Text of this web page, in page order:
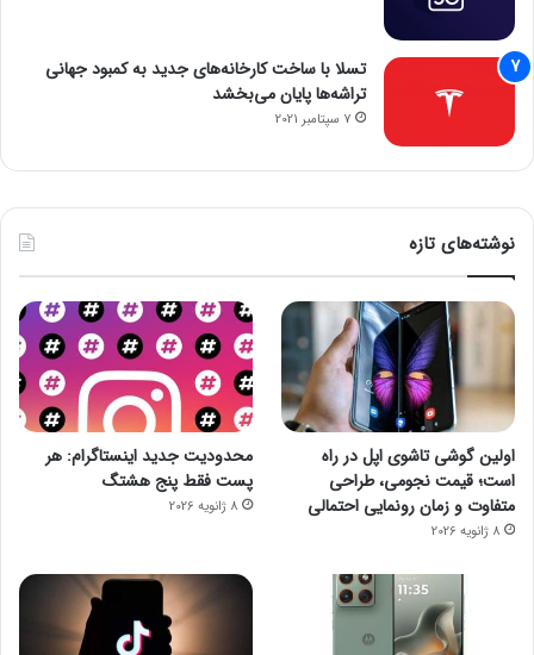
تسلا با ساخت کارخانه‌های جدید به کمبود جهانی
تراشه‌ها پایان می‌بخشد
7 سپتامبر 2021
نوشته‌های تازه
اولین گوشی تاشوی اپل در راه
است؛ قیمت نجومی، طراحی
متفاوت و زمان رونمایی احتمالی
8 ژانویه 2026
محدودیت جدید اینستاگرام: هر
پست فقط پنج هشتگ
8 ژانویه 2026